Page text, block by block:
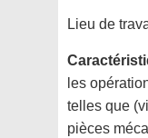
Lieu de
les
telles que
pièces